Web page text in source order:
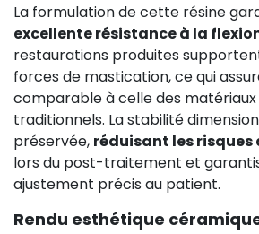
La formulation de cette résine
excellente résistance à la
restaurations produites
forces de mastication, ce qui
comparable à celle des
traditionnels. La stabilité
préservée, réduisant les
lors du post-traitement et
ajustement précis au patient.
Rendu esthétique